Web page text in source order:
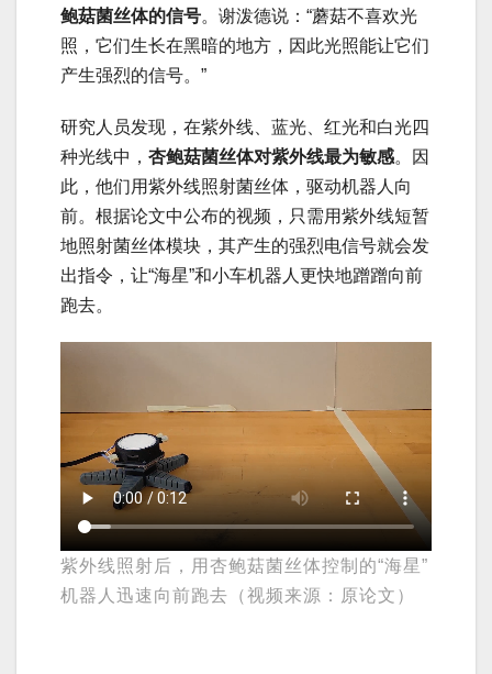
鲍菇菌丝体的信号。谢泼德说：“蘑菇不喜欢光
照，它们生长在黑暗的地方，因此光照能让它们
产生强烈的信号。”
研究人员发现，在紫外线、蓝光、红光和白光四
种光线中， 杏鲍菇菌丝体对紫外线最为敏感。因
此，他们用紫外线照射菌丝体，驱动机器人向
前。根据论文中公布的视频，只需用紫外线短暂
地照射菌丝体模块，其产生的强烈电信号就会发
出指令，让“海星”和小车机器人更快地蹭蹭向前
跑去。
紫外线照射后，用杏鲍菇菌丝体控制的“海星”
机器人迅速向前跑去（视频来源：原论文）